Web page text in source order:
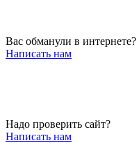
Вас обманули в интернете?
Написать нам
Надо проверить сайт?
Написать нам